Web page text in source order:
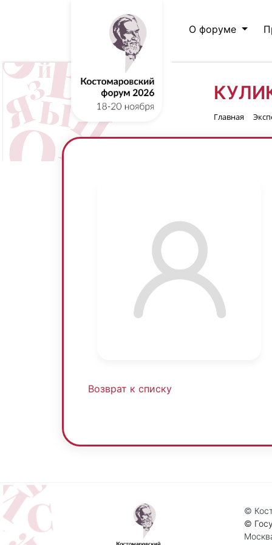
О форуме
Главная
Возврат к списку
©
©